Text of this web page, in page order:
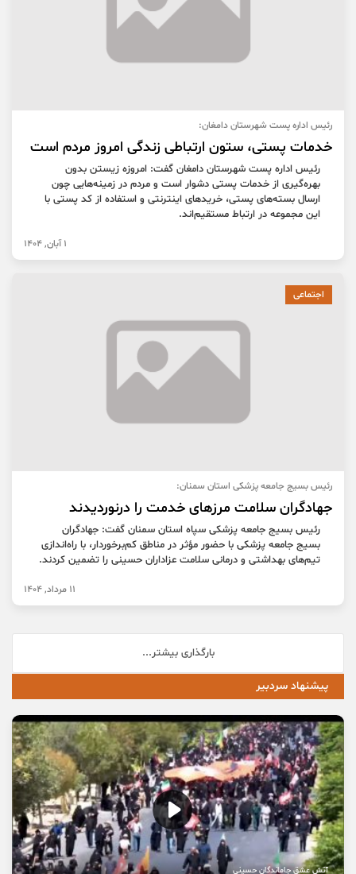
رئیس اداره پست شهرستان دامغان:
خدمات پستی، ستون ارتباطی زندگی امروز مردم است
رئیس اداره پست شهرستان دامغان گفت: امروزه زیستن بدون
بهره‌گیری از خدمات پستی دشوار است و مردم در زمینه‌هایی چون
ارسال بسته‌های پستی، خریدهای اینترنتی و استفاده از کد پستی با
این مجموعه در ارتباط مستقیم‌اند.
1 آبان, 1404
اجتماعی
رئیس بسیج جامعه پزشکی استان سمنان:
جهادگران سلامت مرزهای خدمت را درنوردیدند
رئیس بسیج جامعه پزشکی سپاه استان سمنان گفت: جهادگران
بسیج جامعه پزشکی با حضور مؤثر در مناطق کم‌برخوردار، با راه‌اندازی
تیم‌های بهداشتی و درمانی سلامت عزاداران حسینی را تضمین کردند.
11 مرداد, 1404
بارگذاری بیشتر...
پیشنهاد سردبیر
آتش عشق جاماندگان حسینی